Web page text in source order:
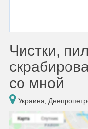
Чистки,
со мной
Украина,